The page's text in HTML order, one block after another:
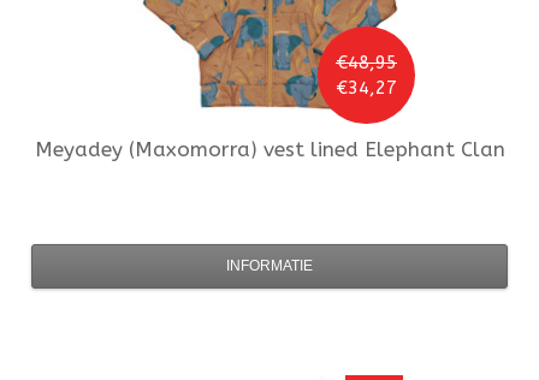
€48,95
€34,27
Meyadey (Maxomorra) vest lined Elephant Clan
INFORMATIE